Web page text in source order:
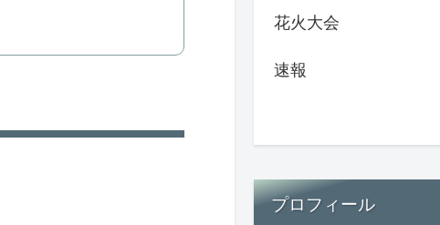
花火大会
速報
プロフィール